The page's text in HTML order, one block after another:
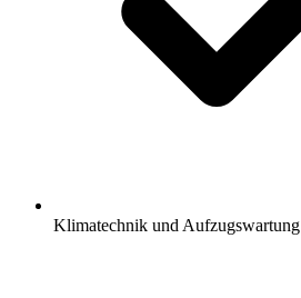
Klimatechnik und Aufzugswartung